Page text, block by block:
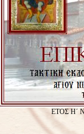
ΕΤΟΣ Η΄